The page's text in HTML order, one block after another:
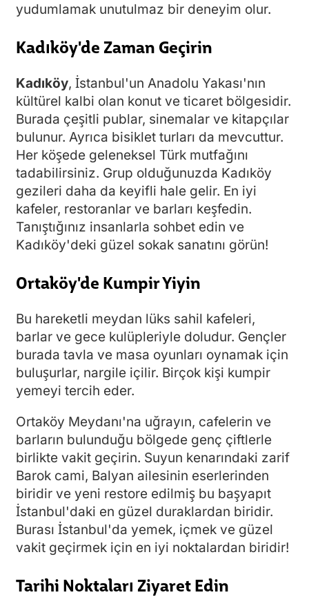
yudumlamak unutulmaz bir deneyim olur.
Kadıköy'de Zaman Geçirin
Kadıköy, İstanbul'un Anadolu Yakası'nın
kültürel kalbi olan konut ve ticaret bölgesidir.
Burada çeşitli publar, sinemalar ve kitapçılar
bulunur. Ayrıca bisiklet turları da mevcuttur.
Her köşede geleneksel Türk mutfağını
tadabilirsiniz. Grup olduğunuzda Kadıköy
gezileri daha da keyifli hale gelir. En iyi
kafeler, restoranlar ve barları keşfedin.
Tanıştığınız insanlarla sohbet edin ve
Kadıköy'deki güzel sokak sanatını görün!
Ortaköy'de Kumpir Yiyin
Bu hareketli meydan lüks sahil kafeleri,
barlar ve gece kulüpleriyle doludur. Gençler
burada tavla ve masa oyunları oynamak için
buluşurlar, nargile içilir. Birçok kişi kumpir
yemeyi tercih eder.
Ortaköy Meydanı'na uğrayın, cafelerin ve
barların bulunduğu bölgede genç çiftlerle
birlikte vakit geçirin. Suyun kenarındaki zarif
Barok cami, Balyan ailesinin eserlerinden
biridir ve yeni restore edilmiş bu başyapıt
İstanbul'daki en güzel duraklardan biridir.
Burası İstanbul'da yemek, içmek ve güzel
vakit geçirmek için en iyi noktalardan biridir!
Tarihi Noktaları Ziyaret Edin